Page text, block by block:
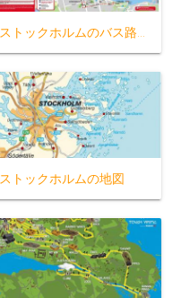
ストックホルムのバス路線図
ストックホルムの地図